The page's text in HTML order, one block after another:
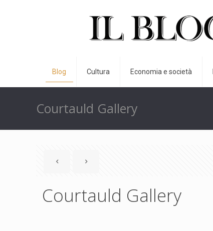
Blog Cultura Economia e società
Courtauld Gallery
Courtauld Gallery